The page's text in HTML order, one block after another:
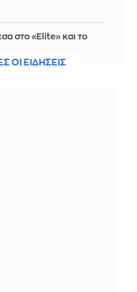
στο «Elite» και το
που μπορεί να σε
ΟΙ ΕΙΔΗΣΕΙΣ